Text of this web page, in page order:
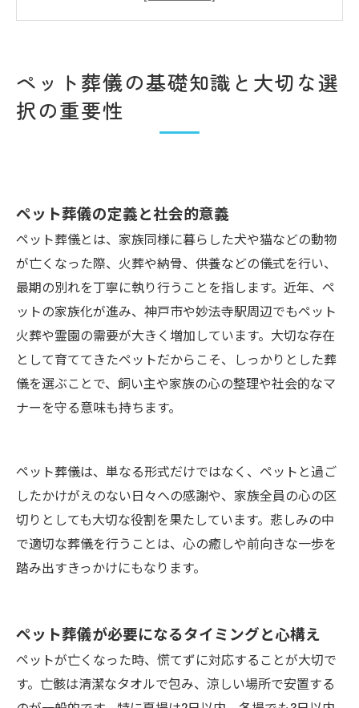
妙法寺駅エリアについて
アクセス
ペット葬儀の基礎知識と大切な選
択の重要性
ペット葬儀の定義と社会的意義
ペット葬儀とは、家族同様に暮らした犬や猫などの動物
が亡くなった際、火葬や納骨、供養などの儀式を行い、
最期の別れを丁寧に執り行うことを指します。近年、ペ
ットの家族化が進み、神戸市や妙法寺駅周辺でもペット
火葬や霊園の需要が大きく増加しています。大切な存在
として育ててきたペットだからこそ、しっかりとした葬
儀を選ぶことで、飼い主や家族の心の整理や社会的なマ
ナーを守る意味も持ちます。
ペット葬儀は、単なる形式だけではなく、ペットと過ご
したかけがえのない日々への感謝や、家族全員の心の区
切りとしても大切な役割を果たしています。悲しみの中
で適切な葬儀を行うことは、心の癒しや前向きな一歩を
踏み出すきっかけにもなります。
ペット葬儀が必要になるタイミングと心構え
ペットが亡くなった時、慌てずに対応することが大切で
す。亡骸は清潔なタオルで包み、涼しい場所で安置する